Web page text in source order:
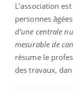
L’association
personnes
d’une centrale
mesurable de
résume le
des travaux,